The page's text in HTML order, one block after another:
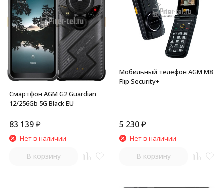
Смартфон AGM G2 Guardian
12/256Gb 5G Black EU
83 139₽
Нет в наличии
В корзину
Мобильный телефон AGM M8
Flip Security+
5 230₽
Нет в наличии
В корзину